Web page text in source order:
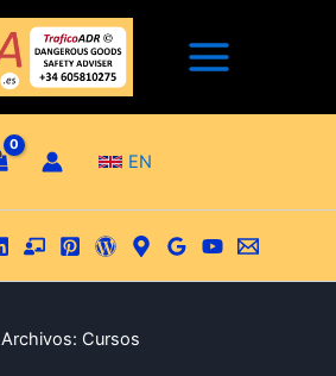
EN
Archivos: Cursos